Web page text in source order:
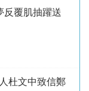
反覆肌抽躍送
杜文中致信鄭